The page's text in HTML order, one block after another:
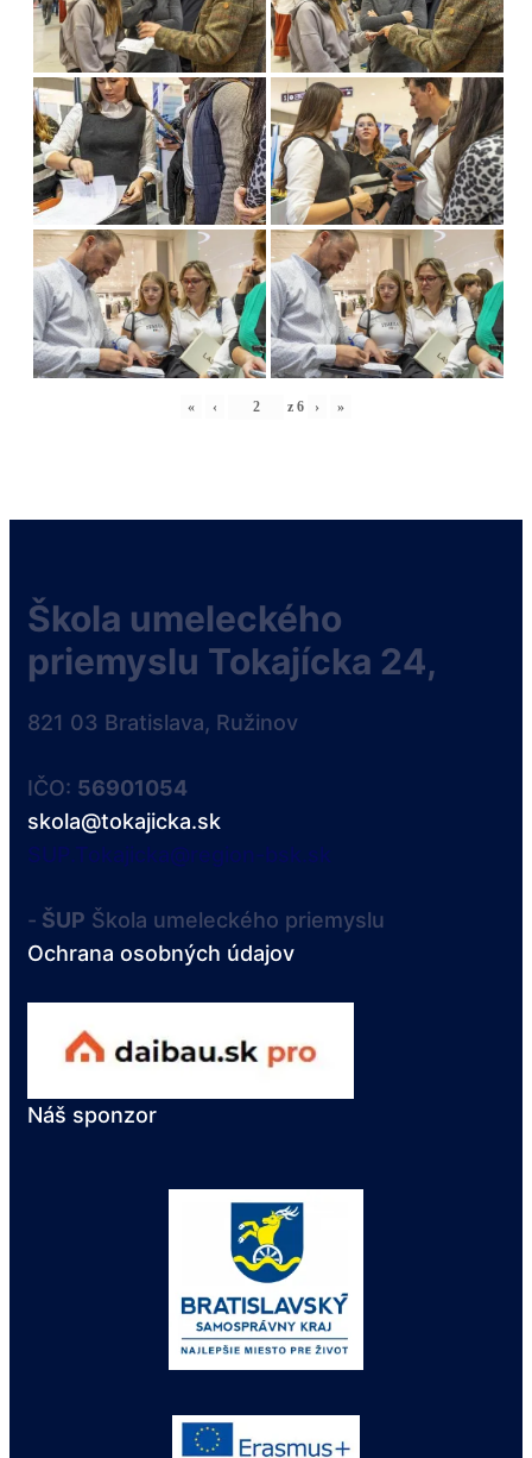
« ‹ z 6 › »
Škola umeleckého
priemyslu Tokajícka 24,
821 03 Bratislava, Ružinov
IČO: 56901054
skola@tokajicka.sk
SUP.Tokajicka@region-bsk.sk
- ŠUP Škola umeleckého priemyslu
Ochrana osobných údajov
Náš sponzor